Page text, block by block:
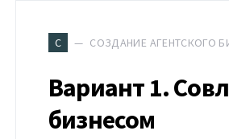
С СОЗДАНИЕ АГЕНТСКОГО
Вариант 1.
бизнесом